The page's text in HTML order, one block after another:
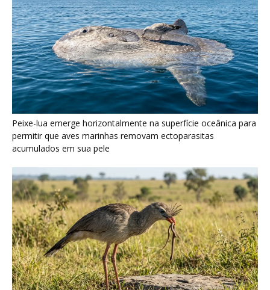
Seriema utiliza pernas longas e arremessa serpentes contra
rochas para subjugar presas peçonhentas nos campos